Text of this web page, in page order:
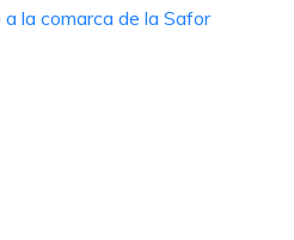
la comarca de la Safor